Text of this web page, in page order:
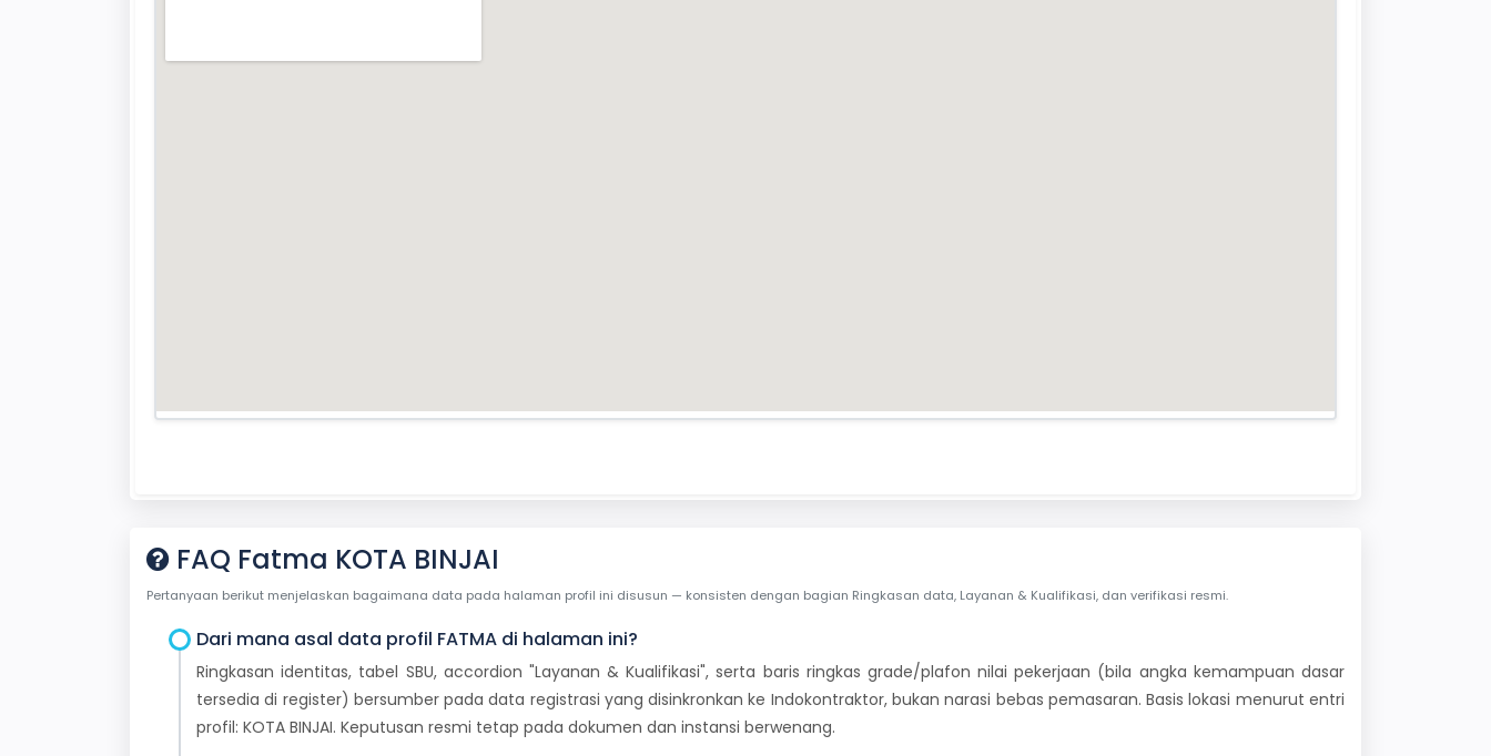
FAQ Fatma KOTA BINJAI
Pertanyaan berikut menjelaskan bagaimana data pada halaman profil ini disusun — konsisten dengan bagian Ringkasan data, Layanan & Kualifikasi, dan verifikasi resmi.
Dari mana asal data profil FATMA di halaman ini?
Ringkasan identitas, tabel SBU, accordion "Layanan & Kualifikasi", serta baris ringkas grade/plafon nilai pekerjaan (bila angka kemampuan dasar
tersedia di register) bersumber pada data registrasi yang disinkronkan ke Indokontraktor, bukan narasi bebas pemasaran. Basis lokasi menurut entri
profil: KOTA BINJAI. Keputusan resmi tetap pada dokumen dan instansi berwenang.